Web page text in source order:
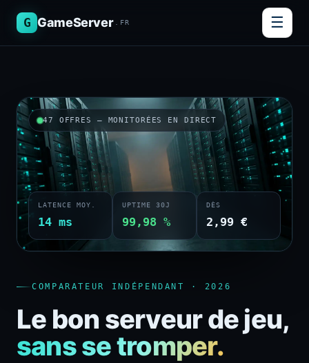
G GameServer .FR ☰
COMPARATEUR INDÉPENDANT · 2026
Le bon serveur de jeu,
sans se tromper.
47 OFFRES — MONITORÉES EN DIRECT
LATENCE MOY.
14 ms
UPTIME 30J
99,98 %
DÈS
2,99 €